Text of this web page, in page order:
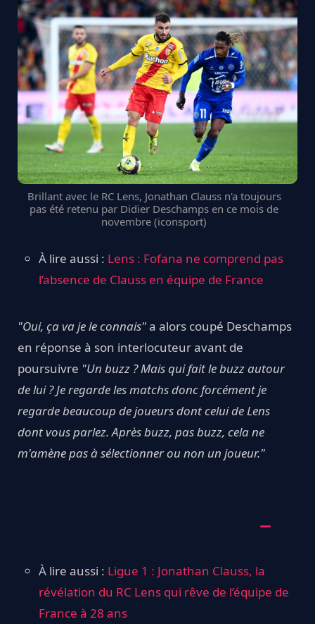
Brillant avec le RC Lens, Jonathan Clauss n'a toujours
pas été retenu par Didier Deschamps en ce mois de
novembre (iconsport)
À lire aussi : Lens : Fofana ne comprend pas
l’absence de Clauss en équipe de France
"Oui, ça va je le connais"a alors coupé Deschamps
en réponse à son interlocuteur avant de
poursuivre "Un buzz ? Mais qui fait le buzz autour
de lui ? Je regarde les matchs donc forcément je
regarde beaucoup de joueurs dont celui de Lens
dont vous parlez. Après buzz, pas buzz, cela ne
m'amène pas à sélectionner ou non un joueur."
À lire aussi : Ligue 1 : Jonathan Clauss, la
révélation du RC Lens qui rêve de l’équipe de
France à 28 ans